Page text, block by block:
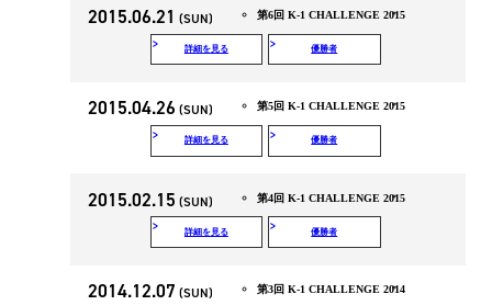
2015.06.21 (SUN) 第6回 K-1 CHALLENGE 2015
詳細を見る 優勝者
2015.04.26 (SUN) 第5回 K-1 CHALLENGE 2015
詳細を見る 優勝者
2015.02.15 (SUN) 第4回 K-1 CHALLENGE 2015
詳細を見る 優勝者
2014.12.07 (SUN) 第3回 K-1 CHALLENGE 2014